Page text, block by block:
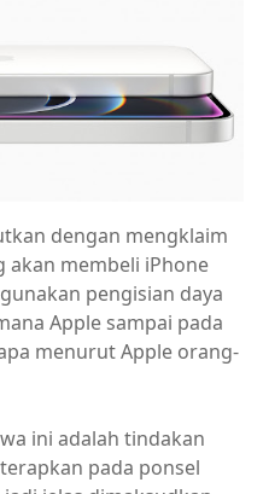
dengan mengklaim
akan membeli iPhone
pengisian daya
Apple sampai pada
menurut Apple orang-
ini adalah tindakan
pada ponsel